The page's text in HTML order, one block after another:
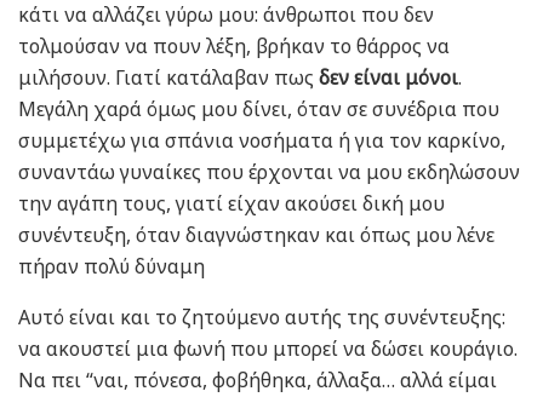
κάτι να αλλάζει γύρω μου: άνθρωποι που δεν
τολμούσαν να πουν λέξη, βρήκαν το θάρρος να
μιλήσουν. Γιατί κατάλαβαν πως δεν είναι μόνοι.
Μεγάλη χαρά όμως μου δίνει, όταν σε συνέδρια που
συμμετέχω για σπάνια νοσήματα ή για τον καρκίνο,
συναντάω γυναίκες που έρχονται να μου εκδηλώσουν
την αγάπη τους, γιατί είχαν ακούσει δική μου
συνέντευξη, όταν διαγνώστηκαν και όπως μου λένε
πήραν πολύ δύναμη
Αυτό είναι και το ζητούμενο αυτής της συνέντευξης:
να ακουστεί μια φωνή που μπορεί να δώσει κουράγιο.
Να πει “ναι, πόνεσα, φοβήθηκα, άλλαξα… αλλά είμαι